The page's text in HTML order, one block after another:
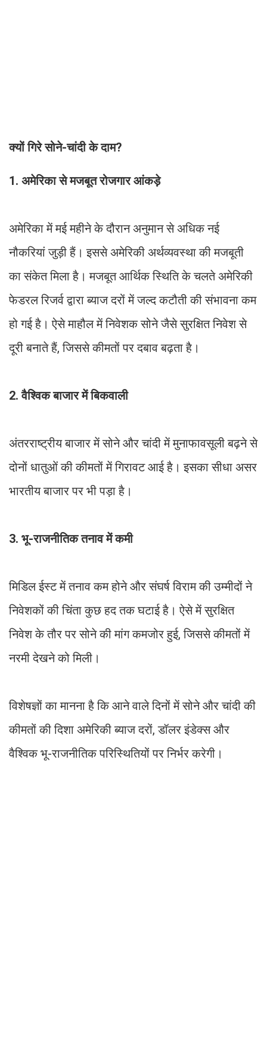
क्यों गिरे सोने-चांदी के दाम?
1. अमेरिका से मजबूत रोजगार आंकड़े
अमेरिका में मई महीने के दौरान अनुमान से अधिक नई
नौकरियां जुड़ी हैं। इससे अमेरिकी अर्थव्यवस्था की मजबूती
का संकेत मिला है। मजबूत आर्थिक स्थिति के चलते अमेरिकी
फेडरल रिजर्व द्वारा ब्याज दरों में जल्द कटौती की संभावना कम
हो गई है। ऐसे माहौल में निवेशक सोने जैसे सुरक्षित निवेश से
दूरी बनाते हैं, जिससे कीमतों पर दबाव बढ़ता है।
2. वैश्विक बाजार में बिकवाली
अंतरराष्ट्रीय बाजार में सोने और चांदी में मुनाफावसूली बढ़ने से
दोनों धातुओं की कीमतों में गिरावट आई है। इसका सीधा असर
भारतीय बाजार पर भी पड़ा है।
3. भू-राजनीतिक तनाव में कमी
मिडिल ईस्ट में तनाव कम होने और संघर्ष विराम की उम्मीदों ने
निवेशकों की चिंता कुछ हद तक घटाई है। ऐसे में सुरक्षित
निवेश के तौर पर सोने की मांग कमजोर हुई, जिससे कीमतों में
नरमी देखने को मिली।
विशेषज्ञों का मानना है कि आने वाले दिनों में सोने और चांदी की
कीमतों की दिशा अमेरिकी ब्याज दरों, डॉलर इंडेक्स और
वैश्विक भू-राजनीतिक परिस्थितियों पर निर्भर करेगी।